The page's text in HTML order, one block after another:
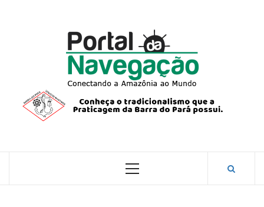
CONECTANDO A AMAZÔNIA COM O MUNDO.
Primary